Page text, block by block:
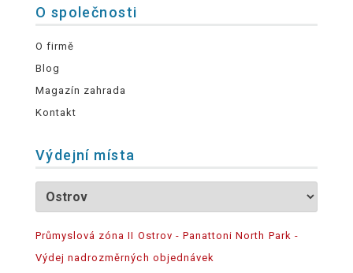
O společnosti
O firmě
Blog
Magazín zahrada
Kontakt
Výdejní místa
Průmyslová zóna II Ostrov - Panattoni North Park -
Výdej nadrozměrných objednávek